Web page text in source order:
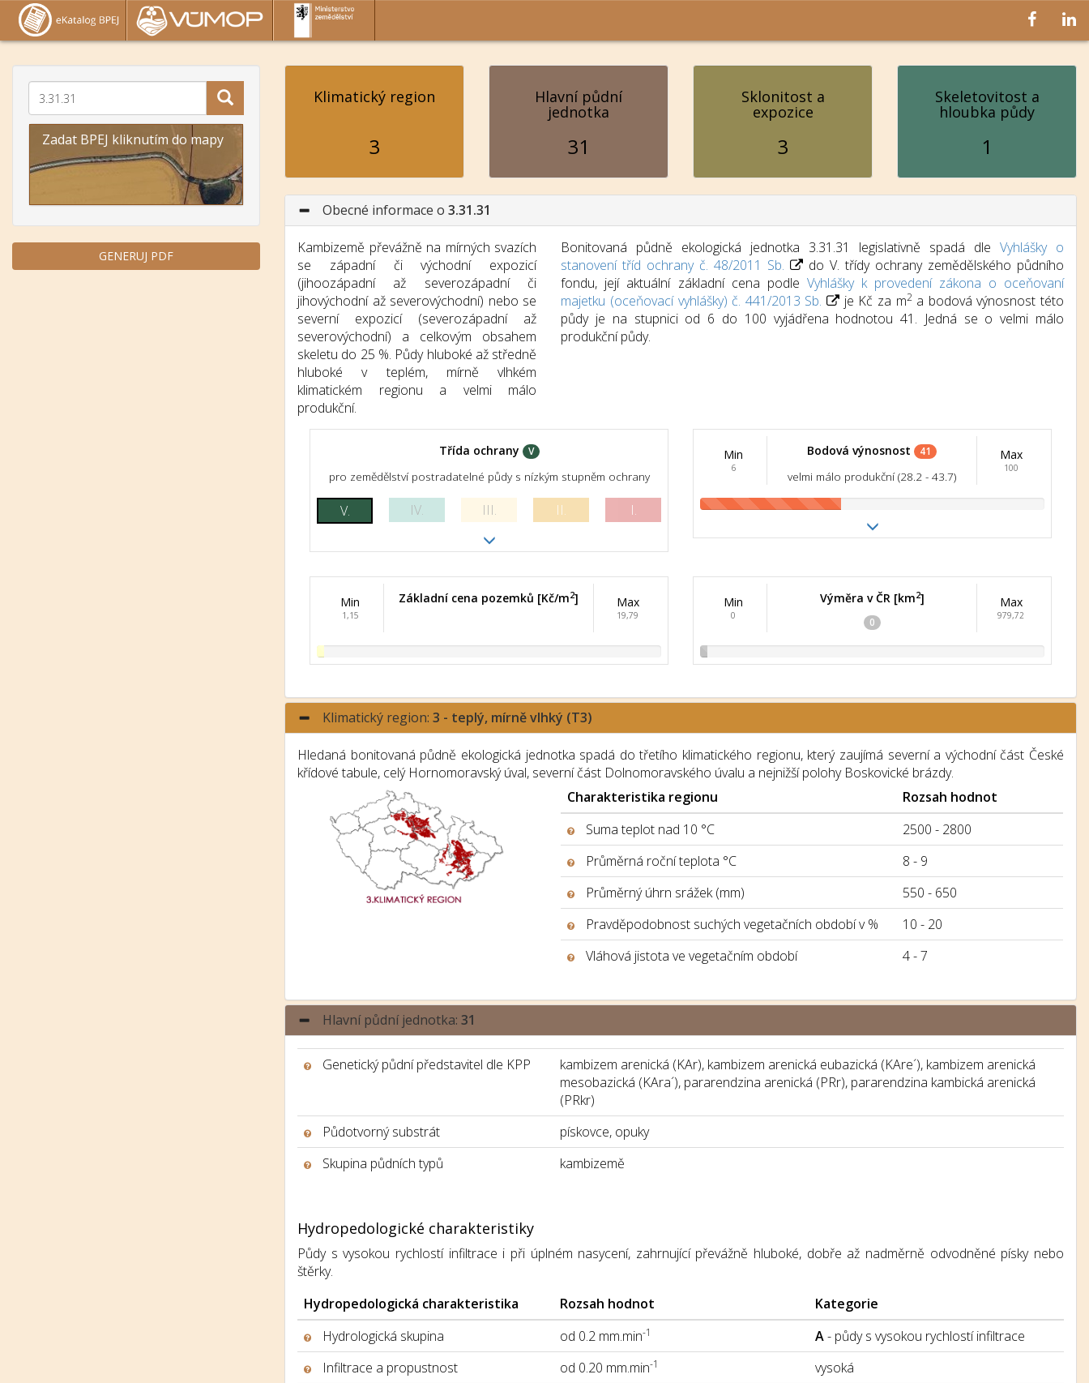
Zadat BPEJ kliknutím do mapy
GENERUJ PDF
Klimatický region
3
Hlavní půdní
jednotka
31
Sklonitost a
expozice
3
Skeletovitost a
hloubka půdy
1
Obecné informace o 3.31.31
Kambizemě převážně na mírných svazích
se západní či východní expozicí
(jihoozápadní až severozápadní či
jihovýchodní až severovýchodní) nebo se
severní expozicí (severozápadní až
severovýchodní) a celkovým obsahem
skeletu do 25 %. Půdy hluboké až středně
hluboké v teplém, mírně vlhkém
klimatickém regionu a velmi málo
produkční.
Bonitovaná půdně ekologická jednotka 3.31.31 legislativně spadá dleVyhlášky o
stanovení tříd ochrany č. 48/2011 Sb.
do V. třídy ochrany zemědělského půdního
fondu, její aktuální základní cena podle Vyhlášky k provedení zákona o oceňovaní
majetku (oceňovací vyhlášky) č. 441/2013 Sb.
je Kč za m2a bodová výnosnost této
půdy je na stupnici od 6 do 100 vyjádřena hodnotou 41. Jedná se o velmi málo
produkční půdy.
Třída ochrany V
pro zemědělství postradatelné půdy s nízkým stupněm ochrany
V. IV. III. II. I.
Min
6
Bodová výnosnost 41
velmi málo produkční (28.2 - 43.7)
Max
100
Min
1,15
Základní cena pozemků [Kč/m2] Max
19,79
Min
0
Výměra v ČR [km2]
0
Max
979,72
Klimatický region: 3 - teplý, mírně vlhký (T3)
Hledaná bonitovaná půdně ekologická jednotka spadá do třetího klimatického regionu, který zaujímá severní a východní část České
křídové tabule, celý Hornomoravský úval, severní část Dolnomoravského úvalu a nejnižší polohy Boskovické brázdy.
Charakteristika regionu
Rozsah hodnot
Suma teplot nad 10 °C
2500 - 2800
Průměrná roční teplota °C
8 - 9
Průměrný úhrn srážek (mm)
550 - 650
Pravděpodobnost suchých vegetačních období v %
10 - 20
Vláhová jistota ve vegetačním období
4 - 7
Hlavní půdní jednotka: 31
Genetický půdní představitel dle KPP
kambizem arenická (KAr), kambizem arenická eubazická (KAre´), kambizem arenická
mesobazická (KAra´), pararendzina arenická (PRr), pararendzina kambická arenická
(PRkr)
Půdotvorný substrát
pískovce, opuky
Skupina půdních typů
kambizemě
Hydropedologické charakteristiky
Půdy s vysokou rychlostí infiltrace i při úplném nasycení, zahrnující převážně hluboké, dobře až nadměrně odvodněné písky nebo
štěrky.
Hydropedologická charakteristika
Rozsah hodnot
Kategorie
Hydrologická skupina
od 0.2 mm.min-1 A- půdy s vysokou rychlostí infiltrace
Infiltrace a propustnost
od 0.20 mm.min-1
vysoká